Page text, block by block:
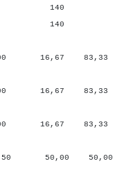
140
140
83,33
83,33
83,33
50,00